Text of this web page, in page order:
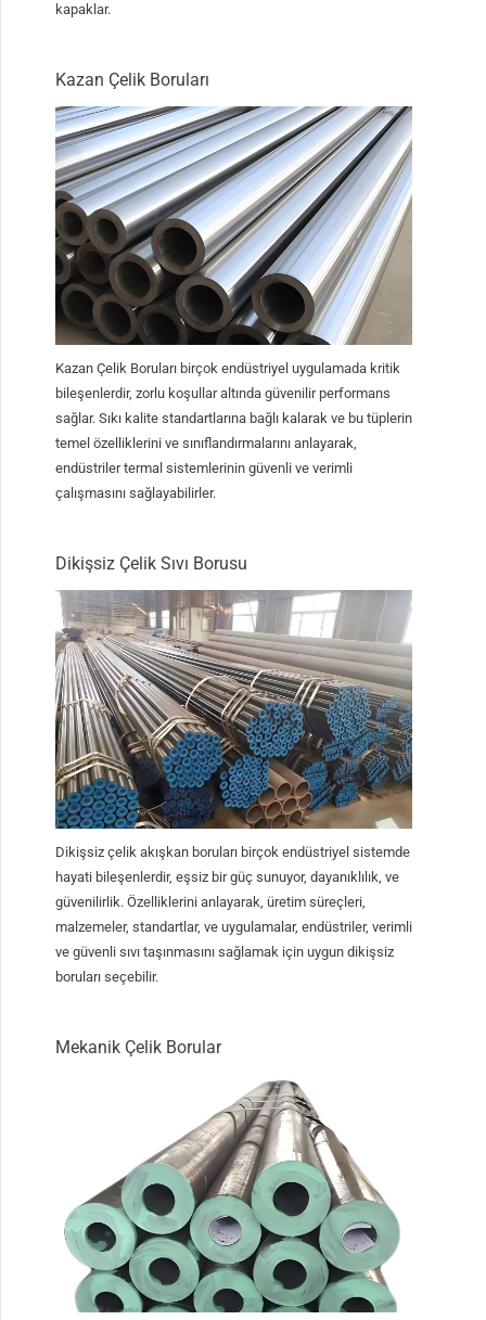
kapaklar.
Kazan Çelik Boruları
Kazan Çelik Boruları birçok endüstriyel uygulamada kritik
bileşenlerdir, zorlu koşullar altında güvenilir performans
sağlar. Sıkı kalite standartlarına bağlı kalarak ve bu tüplerin
temel özelliklerini ve sınıflandırmalarını anlayarak,
endüstriler termal sistemlerinin güvenli ve verimli
çalışmasını sağlayabilirler.
Dikişsiz Çelik Sıvı Borusu
Dikişsiz çelik akışkan boruları birçok endüstriyel sistemde
hayati bileşenlerdir, eşsiz bir güç sunuyor, dayanıklılık, ve
güvenilirlik. Özelliklerini anlayarak, üretim süreçleri,
malzemeler, standartlar, ve uygulamalar, endüstriler, verimli
ve güvenli sıvı taşınmasını sağlamak için uygun dikişsiz
boruları seçebilir.
Mekanik Çelik Borular